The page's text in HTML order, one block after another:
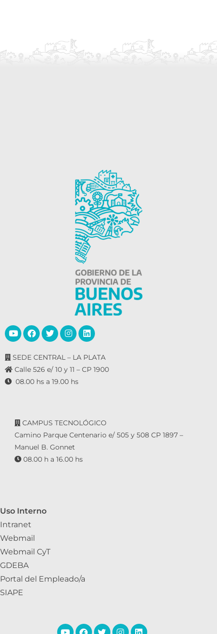
SEDE CENTRAL – LA PLATA
Calle 526 e/ 10 y 11 – CP 1900
08.00 hs a 19.00 hs
CAMPUS TECNOLÓGICO
Camino Parque Centenario e/ 505 y 508 CP 1897 –
Manuel B. Gonnet
08.00 h a 16.00 hs
Uso Interno
Intranet
Webmail
Webmail CyT
GDEBA
Portal del Empleado/a
SIAPE